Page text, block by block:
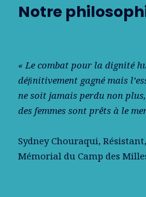
Notre
« Le combat pour la dignité
déﬁnitivement gagné mais
ne soit jamais perdu non
des femmes sont prêts à le
Sydney Chouraqui,
Mémorial du Camp des